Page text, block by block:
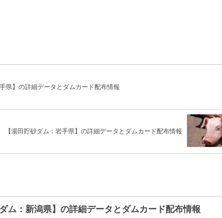
県】の詳細データとダムカード配布情報
【湯田貯砂ダム：岩手県】の詳細データとダムカード配布情報
ダム：新潟県】の詳細データとダムカード配布情報